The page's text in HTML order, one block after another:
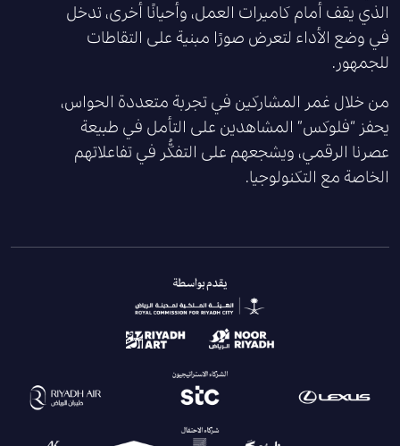
الذي يقف أمام كاميرات العمل، وأحيانًا أخرى، تدخل
في وضع الأداء لتعرض صورًا مبنية على التقاطات
للجمهور.
من خلال غمر المشاركين في تجربة متعددة الحواس،
يحفز “فلوكس” المشاهدين على التأمل في طبيعة
عصرنا الرقمي، ويشجعهم على التفكُّر في تفاعلاتهم
الخاصة مع التكنولوجيا.